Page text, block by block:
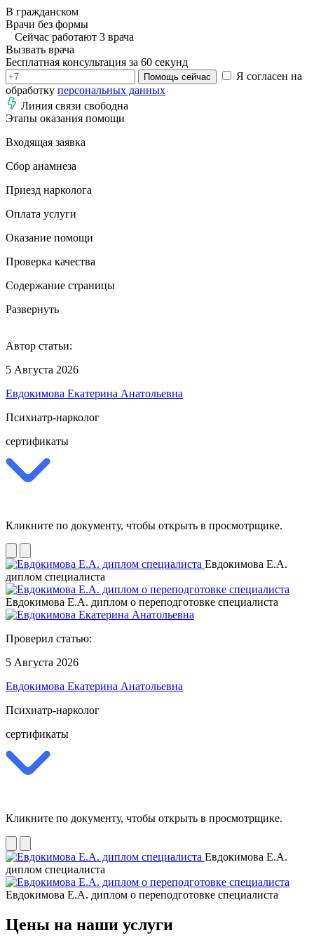
В гражданском
Врачи без формы
Сейчас работают 3 врача
Вызвать врача
Бесплатная консультация за 60 секунд
Помощь сейчас
Я согласен на
обработку персональных данных
Линия связи свободна
Этапы оказания помощи
Входящая заявка
Сбор анамнеза
Приезд нарколога
Оплата услуги
Оказание помощи
Проверка качества
Содержание страницы
Развернуть
Автор статьи:
5 Августа 2026
Евдокимова Екатерина Анатольевна
Психиатр-нарколог
сертификаты
Кликните по документу, чтобы открыть в просмотрщике.
Евдокимова Е.А.
диплом специалиста
Евдокимова Е.А. диплом о переподготовке специалиста
Проверил статью:
5 Августа 2026
Евдокимова Екатерина Анатольевна
Психиатр-нарколог
сертификаты
Кликните по документу, чтобы открыть в просмотрщике.
Евдокимова Е.А.
диплом специалиста
Евдокимова Е.А. диплом о переподготовке специалиста
Цены на наши услуги